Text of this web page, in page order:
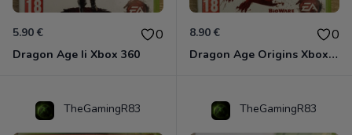
5.90 € 0
Dragon Age Ii Xbox 360
8.90 € 0
Dragon Age Origins Xbox 360
TheGamingR83 TheGamingR83